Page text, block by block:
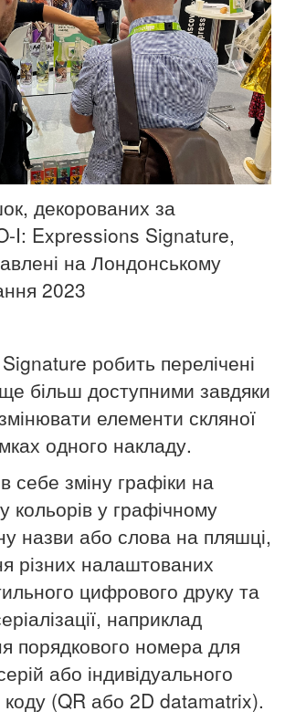
декорованих за
I: Expressions Signature,
на Лондонському
2023
робить перелічені
більш доступними завдяки
елементи скляної
одного накладу.
себе зміну графіки на
кольорів у графічному
назви або слова на пляшці,
різних налаштованих
цифрового друку та
наприклад
порядкового номера для
або індивідуального
коду (QR або 2D datamatrix).